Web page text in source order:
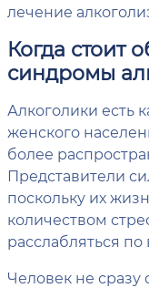
лечение
Когда стоит
синдромы
Алкоголики есть
женского
более
Представители
поскольку их
количеством
расслабляться
Человек не сразу